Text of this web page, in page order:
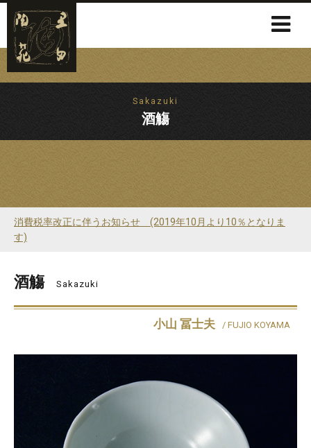
Sakazuki
酒觴
消費税率改正に伴うお知らせ (2019年10月より10％となりま
す)
酒觴 Sakazuki
小山 冨士夫 / FUJIO KOYAMA